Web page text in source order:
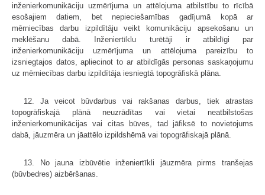
inženierkomunikāciju uzmērījuma un attēlojuma atbilstību to rīcībā
esošajiem datiem, bet nepieciešamības gadījumā kopā ar
mērniecības darbu izpildītāju veikt komunikāciju apsekošanu un
meklēšanu dabā. Inženiertīklu turētāji ir atbildīgi par
inženierkomunikāciju uzmērījuma un attēlojuma pareizību to
izsniegtajos datos, apliecinot to ar atbildīgās personas saskaņojumu
uz mērniecības darbu izpildītāja iesniegtā topogrāfiskā plāna.
12. Ja veicot būvdarbus vai rakšanas darbus, tiek atrastas
topogrāfiskajā plānā neuzrādītas vai vietai neatbilstošas
inženierkomunikācijas vai citas būves, tad jāfiksē to novietojums
dabā, jāuzmēra un jāattēlo izpildshēmā vai topogrāfiskajā plānā.
13. No jauna izbūvētie inženiertīkli jāuzmēra pirms tranšejas
(būvbedres) aizbēršanas.